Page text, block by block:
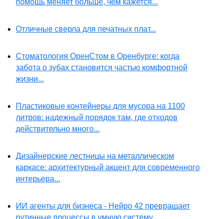
помощь меняет больше, чем кажется...
Отличные сверла для печатных плат...
Стоматология ОренСтом в Оренбурге: когда
забота о зубах становится частью комфортной
жизни...
Пластиковые контейнеры для мусора на 1100
литров: надежный порядок там, где отходов
действительно много...
Дизайнерские лестницы на металлическом
каркасе: архитектурный акцент для современного
интерьера...
ИИ агенты для бизнеса - Нейро 42 превращает
рутинные процессы в умную систему...